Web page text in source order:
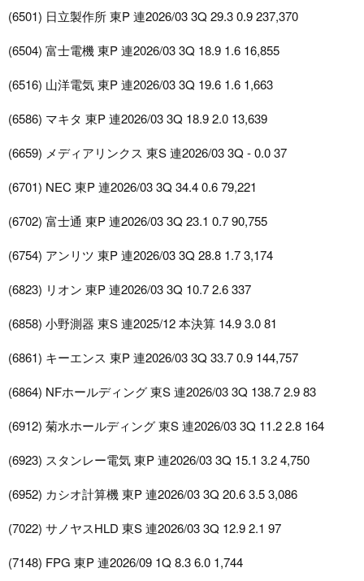
(6501) 日立製作所 東P 連2026/03 3Q 29.3 0.9 237,370
(6504) 富士電機 東P 連2026/03 3Q 18.9 1.6 16,855
(6516) 山洋電気 東P 連2026/03 3Q 19.6 1.6 1,663
(6586) マキタ 東P 連2026/03 3Q 18.9 2.0 13,639
(6659) メディアリンクス 東S 連2026/03 3Q - 0.0 37
(6701) NEC 東P 連2026/03 3Q 34.4 0.6 79,221
(6702) 富士通 東P 連2026/03 3Q 23.1 0.7 90,755
(6754) アンリツ 東P 連2026/03 3Q 28.8 1.7 3,174
(6823) リオン 東P 連2026/03 3Q 10.7 2.6 337
(6858) 小野測器 東S 連2025/12 本決算 14.9 3.0 81
(6861) キーエンス 東P 連2026/03 3Q 33.7 0.9 144,757
(6864) NFホールディング 東S 連2026/03 3Q 138.7 2.9 83
(6912) 菊水ホールディング 東S 連2026/03 3Q 11.2 2.8 164
(6923) スタンレー電気 東P 連2026/03 3Q 15.1 3.2 4,750
(6952) カシオ計算機 東P 連2026/03 3Q 20.6 3.5 3,086
(7022) サノヤスHLD 東S 連2026/03 3Q 12.9 2.1 97
(7148) FPG 東P 連2026/09 1Q 8.3 6.0 1,744